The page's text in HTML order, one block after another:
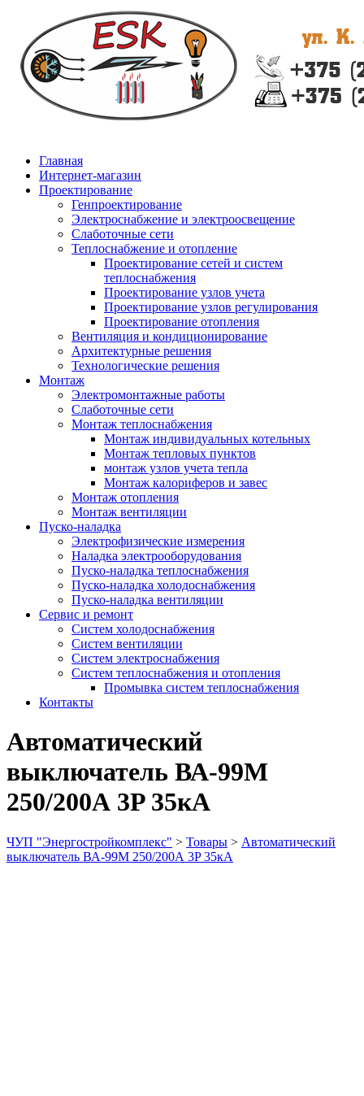
Главная
Интернет-магазин
Проектирование
Генпроектирование
Электроснабжение и электроосвещение
Слаботочные сети
Теплоснабжение и отопление
Проектирование сетей и систем
теплоснабжения
Проектирование узлов учета
Проектирование узлов регулирования
Проектирование отопления
Вентиляция и кондиционирование
Архитектурные решения
Технологические решения
Монтаж
Электромонтажные работы
Слаботочные сети
Монтаж теплоснабжения
Монтаж индивидуальных котельных
Монтаж тепловых пунктов
монтаж узлов учета тепла
Монтаж калориферов и завес
Монтаж отопления
Монтаж вентиляции
Пуско-наладка
Электрофизические измерения
Наладка электрооборудования
Пуско-наладка теплоснабжения
Пуско-наладка холодоснабжения
Пуско-наладка вентиляции
Сервис и ремонт
Систем холодоснабжения
Систем вентиляции
Систем электроснабжения
Систем теплоснабжения и отопления
Промывка систем теплоснабжения
Контакты
Автоматический
выключатель ВА-99М
250/200А 3P 35кА
ЧУП "Энергостройкомплекс" > Товары > Автоматический
выключатель ВА-99М 250/200А 3P 35кА